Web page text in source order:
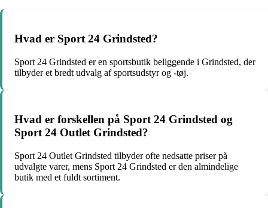
Hvad er Sport 24 Grindsted?
Sport 24 Grindsted er en sportsbutik beliggende i Grindsted, der
tilbyder et bredt udvalg af sportsudstyr og -tøj.
Hvad er forskellen på Sport 24 Grindsted og
Sport 24 Outlet Grindsted?
Sport 24 Outlet Grindsted tilbyder ofte nedsatte priser på
udvalgte varer, mens Sport 24 Grindsted er den almindelige
butik med et fuldt sortiment.